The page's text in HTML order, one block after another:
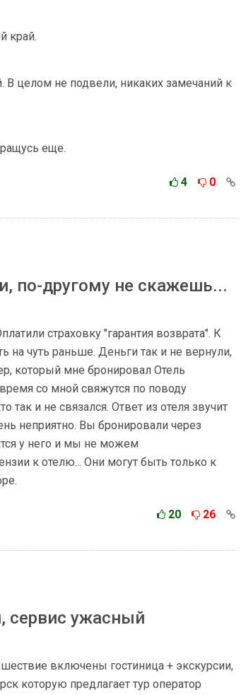
край.
целом не подвели, никаких замечаний к
еще.
4 0
по-другому не скажешь...
страховку "гарантия возврата". К
на чуть раньше. Деньги так и не вернули,
который мне бронировал Отель
со мной свяжутся по поводу
так и не связался. Ответ из отеля звучит
неприятно. Вы бронировали через
у него и мы не можем
к отелю... Они могут быть только к
20 26
сервис ужасный
включены гостиница + экскурсии,
которую предлагает тур оператор